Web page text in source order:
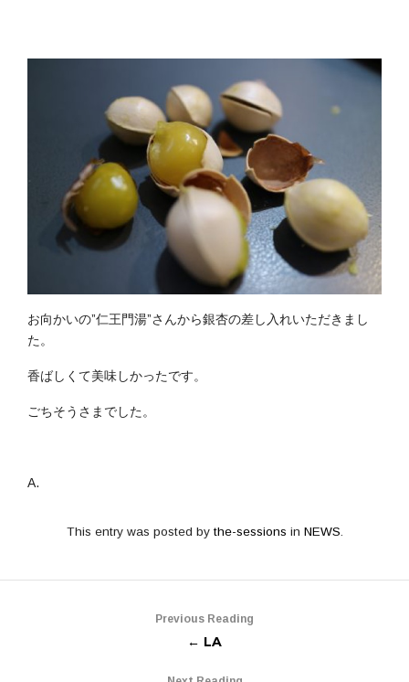
お向かいの”仁王門湯”さんから銀杏の差し入れいただきまし
た。
香ばしくて美味しかったです。
ごちそうさまでした。
A.
This entry was posted by the-sessions in NEWS.
Previous Reading
← LA